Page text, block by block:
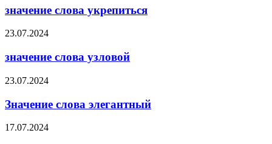
значение слова укрепиться
23.07.2024
значение слова узловой
23.07.2024
Значение слова элегантный
17.07.2024